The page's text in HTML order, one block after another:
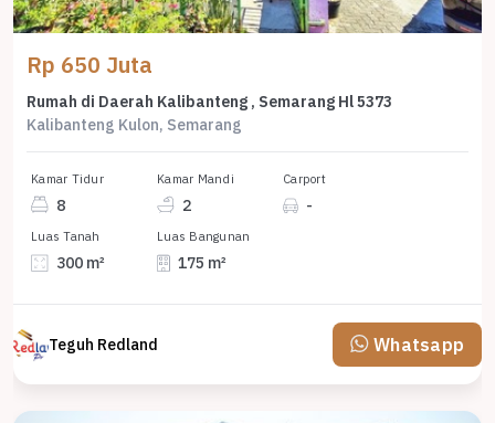
Rp 650 Juta
Rumah di Daerah Kalibanteng , Semarang Hl 5373
Kalibanteng Kulon, Semarang
Kamar Tidur
8
Kamar Mandi
2
Carport
-
Luas Tanah
300 m²
Luas Bangunan
175 m²
Teguh Redland Whatsapp